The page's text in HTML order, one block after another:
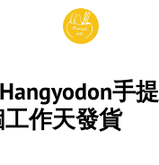
手
作天發貨